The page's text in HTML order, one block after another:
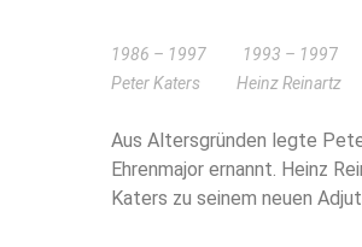
1986 – 1997 1993 – 1997
Peter Katers Heinz Reinartz
Aus Altersgründen legte
Ehrenmajor ernannt. Heinz
Katers zu seinem neuen